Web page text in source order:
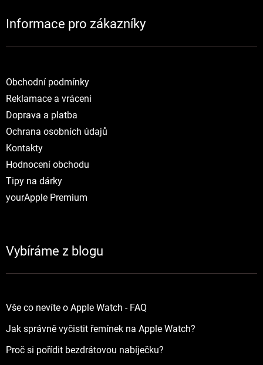
NOVINKY
Informace pro zákazníky
Obchodní podmínky
Reklamace a vráceni
Doprava a platba
Ochrana osobních údajů
Kontakty
Hodnocení obchodu
Tipy na dárky
yourApple Premium
Vybíráme z blogu
Vše co nevíte o Apple Watch - FAQ
Jak správně vyčistit řemínek na Apple Watch?
Proč si pořídit bezdrátovou nabíječku?